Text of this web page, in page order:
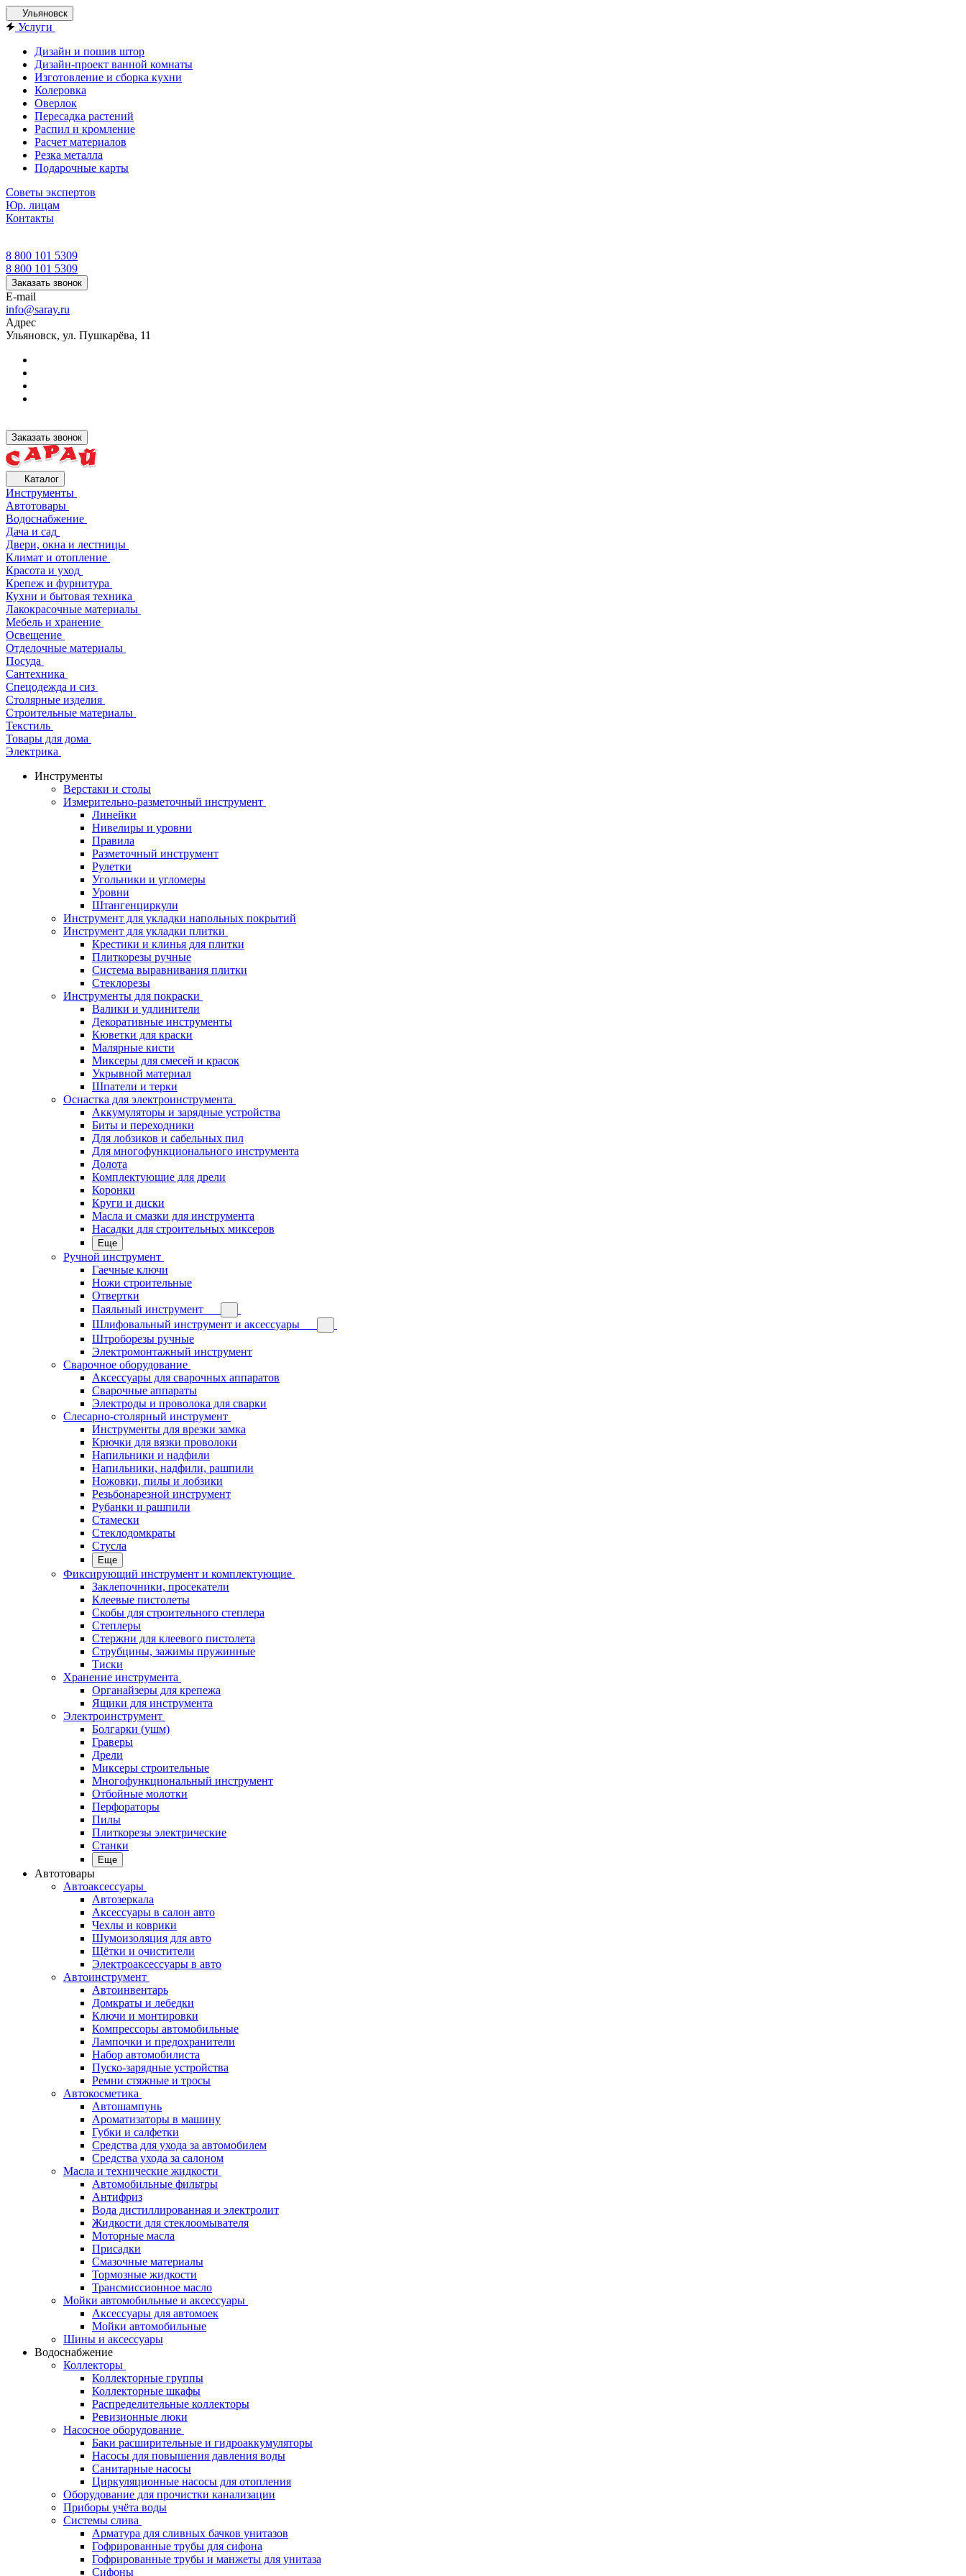
Ульяновск
Услуги
Дизайн и пошив штор
Дизайн-проект ванной комнаты
Изготовление и сборка кухни
Колеровка
Оверлок
Пересадка растений
Распил и кромление
Расчет материалов
Резка металла
Подарочные карты
Советы экспертов
Юр. лицам
Контакты
8 800 101 5309
8 800 101 5309
Заказать звонок
E-mail
info@saray.ru
Адрес
Ульяновск, ул. Пушкарёва, 11
Заказать звонок
Каталог
Инструменты
Автотовары
Водоснабжение
Дача и сад
Двери, окна и лестницы
Климат и отопление
Красота и уход
Крепеж и фурнитура
Кухни и бытовая техника
Лакокрасочные материалы
Мебель и хранение
Освещение
Отделочные материалы
Посуда
Сантехника
Спецодежда и сиз
Столярные изделия
Строительные материалы
Текстиль
Товары для дома
Электрика
Инструменты
Верстаки и столы
Измерительно-разметочный инструмент
Линейки
Нивелиры и уровни
Правила
Разметочный инструмент
Рулетки
Угольники и угломеры
Уровни
Штангенциркули
Инструмент для укладки напольных покрытий
Инструмент для укладки плитки
Крестики и клинья для плитки
Плиткорезы ручные
Система выравнивания плитки
Стеклорезы
Инструменты для покраски
Валики и удлинители
Декоративные инструменты
Кюветки для краски
Малярные кисти
Миксеры для смесей и красок
Укрывной материал
Шпатели и терки
Оснастка для электроинструмента
Аккумуляторы и зарядные устройства
Биты и переходники
Для лобзиков и сабельных пил
Для многофункционального инструмента
Долота
Комплектующие для дрели
Коронки
Круги и диски
Масла и смазки для инструмента
Насадки для строительных миксеров
Еще
Ручной инструмент
Гаечные ключи
Ножи строительные
Отвертки
Паяльный инструмент
Шлифовальный инструмент и аксессуары
Штроборезы ручные
Электромонтажный инструмент
Сварочное оборудование
Аксессуары для сварочных аппаратов
Сварочные аппараты
Электроды и проволока для сварки
Слесарно-столярный инструмент
Инструменты для врезки замка
Крючки для вязки проволоки
Напильники и надфили
Напильники, надфили, рашпили
Ножовки, пилы и лобзики
Резьбонарезной инструмент
Рубанки и рашпили
Стамески
Стеклодомкраты
Стусла
Еще
Фиксирующий инструмент и комплектующие
Заклепочники, просекатели
Клеевые пистолеты
Скобы для строительного степлера
Степлеры
Стержни для клеевого пистолета
Струбцины, зажимы пружинные
Тиски
Хранение инструмента
Органайзеры для крепежа
Ящики для инструмента
Электроинструмент
Болгарки (ушм)
Граверы
Дрели
Миксеры строительные
Многофункциональный инструмент
Отбойные молотки
Перфораторы
Пилы
Плиткорезы электрические
Станки
Еще
Автотовары
Автоаксессуары
Автозеркала
Аксессуары в салон авто
Чехлы и коврики
Шумоизоляция для авто
Щётки и очистители
Электроаксессуары в авто
Автоинструмент
Автоинвентарь
Домкраты и лебедки
Ключи и монтировки
Компрессоры автомобильные
Лампочки и предохранители
Набор автомобилиста
Пуско-зарядные устройства
Ремни стяжные и тросы
Автокосметика
Автошампунь
Ароматизаторы в машину
Губки и салфетки
Средства для ухода за автомобилем
Средства ухода за салоном
Масла и технические жидкости
Автомобильные фильтры
Антифриз
Вода дистиллированная и электролит
Жидкости для стеклоомывателя
Моторные масла
Присадки
Смазочные материалы
Тормозные жидкости
Трансмиссионное масло
Мойки автомобильные и аксессуары
Аксессуары для автомоек
Мойки автомобильные
Шины и аксессуары
Водоснабжение
Коллекторы
Коллекторные группы
Коллекторные шкафы
Распределительные коллекторы
Ревизионные люки
Насосное оборудование
Баки расширительные и гидроаккумуляторы
Насосы для повышения давления воды
Санитарные насосы
Циркуляционные насосы для отопления
Оборудование для прочистки канализации
Приборы учёта воды
Системы слива
Арматура для сливных бачков унитазов
Гофрированные трубы для сифона
Гофрированные трубы и манжеты для унитаза
Сифоны